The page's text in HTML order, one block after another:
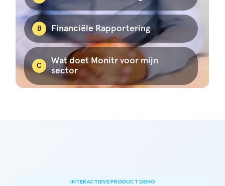
INTERACTIEVE PRODUCT DEMO